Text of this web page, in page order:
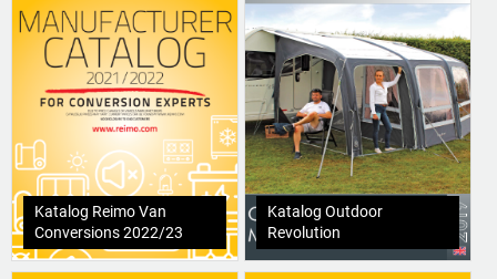
Katalog Reimo Van
Conversions 2022/23
Katalog Outdoor
Revolution